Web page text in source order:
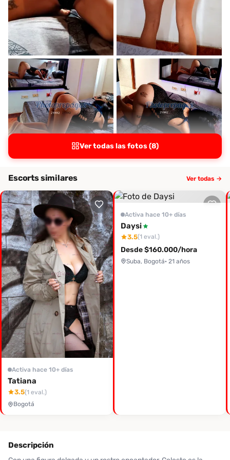
Ver todas las fotos (8)
Escorts similares Ver todas →
Activa hace 10+ días
Tatiana
3.5(1 eval.)
Bogotá
Activa hace 10+ días
Daysi
3.5(1 eval.)
Desde $160.000/hora
Suba, Bogotá· 21 años
Descripción